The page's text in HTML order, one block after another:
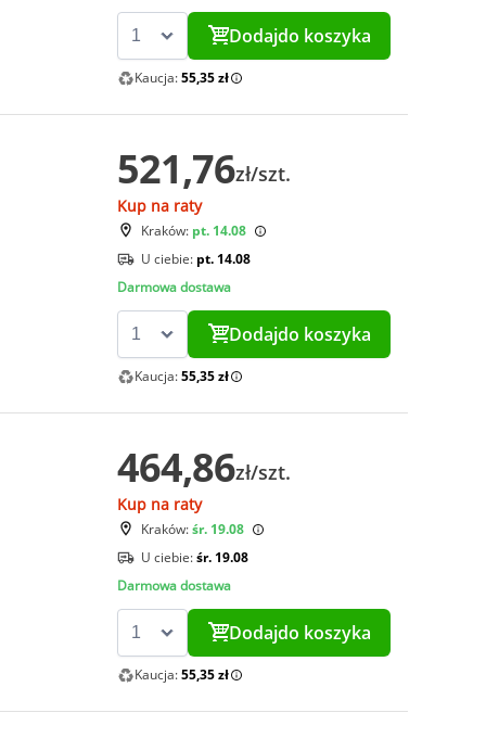
Dodajdo koszyka
Kaucja:55,35 zł
521,76zł/szt.
Kup na raty
Kraków: pt. 14.08
U ciebie: pt. 14.08
Darmowa dostawa
Dodajdo koszyka
Kaucja:55,35 zł
464,86zł/szt.
Kup na raty
Kraków:śr. 19.08
U ciebie:śr. 19.08
Darmowa dostawa
Dodajdo koszyka
Kaucja:55,35 zł